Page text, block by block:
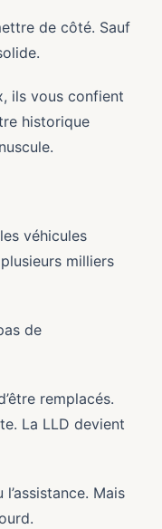
de côté. Sauf
ils vous confient
historique
véhicules
milliers
de
remplacés.
La LLD devient
Mais